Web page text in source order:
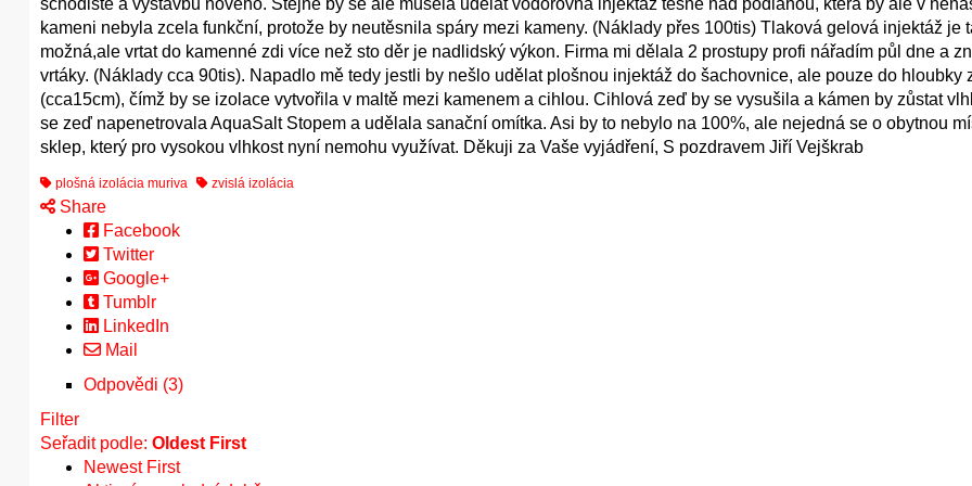
schodiště a výstavbu nového. Stejně by se ale musela udělat vodorovná injektáž těsně nad podlahou, která by ale v
kameni nebyla zcela funkční, protože by neutěsnila spáry mezi kameny. (Náklady přes 100tis) Tlaková gelová injektáž je
možná,ale vrtat do kamenné zdi více než sto děr je nadlidský výkon. Firma mi dělala 2 prostupy profi nářadím půl dne a
vrtáky. (Náklady cca 90tis). Napadlo mě tedy jestli by nešlo udělat plošnou injektáž do šachovnice, ale pouze do hloubky
(cca15cm), čímž by se izolace vytvořila v maltě mezi kamenem a cihlou. Cihlová zeď by se vysušila a kámen by zůstat
se zeď napenetrovala AquaSalt Stopem a udělala sanační omítka. Asi by to nebylo na 100%, ale nejedná se o obytnou
sklep, který pro vysokou vlhkost nyní nemohu využívat. Děkuji za Vaše vyjádření, S pozdravem Jiří Vejškrab
plošná izolácia muriva zvislá izolácia
Share
Facebook
Twitter
Google+
Tumblr
LinkedIn
Mail
Odpovědi (3)
Filter
Seřadit podle: Oldest First
Newest First